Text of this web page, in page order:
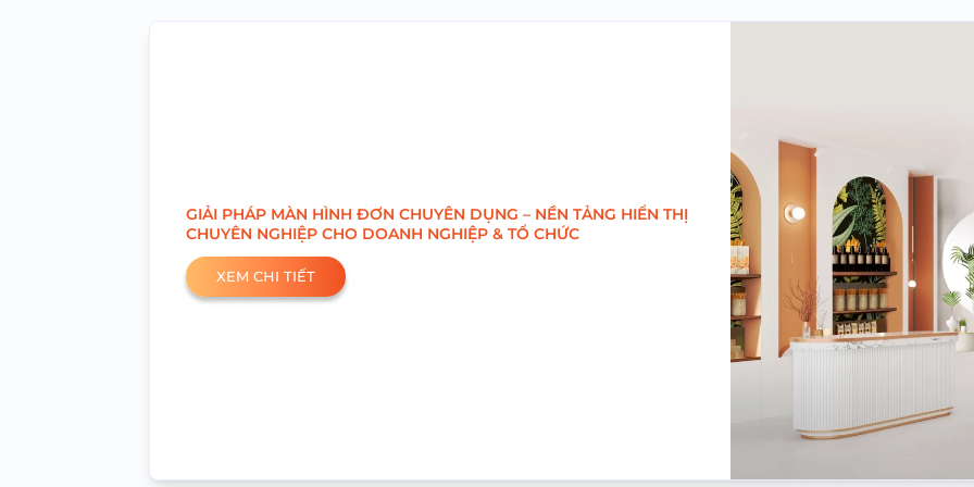
GIẢI PHÁP MÀN HÌNH ĐƠN CHUYÊN DỤNG – NỀN TẢNG HIỂN THỊ
CHUYÊN NGHIỆP CHO DOANH NGHIỆP & TỔ CHỨC
XEM CHI TIẾT